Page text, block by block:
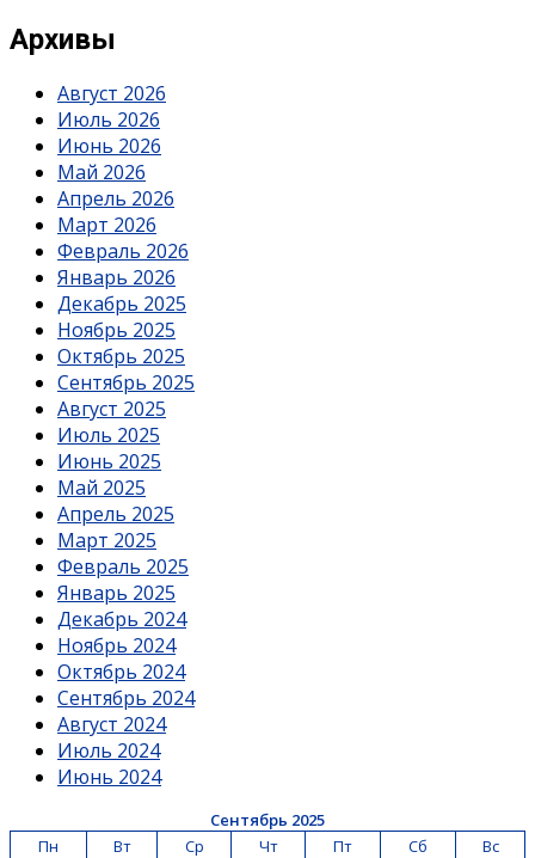
Архивы
Август 2026
Июль 2026
Июнь 2026
Май 2026
Апрель 2026
Март 2026
Февраль 2026
Январь 2026
Декабрь 2025
Ноябрь 2025
Октябрь 2025
Сентябрь 2025
Август 2025
Июль 2025
Июнь 2025
Май 2025
Апрель 2025
Март 2025
Февраль 2025
Январь 2025
Декабрь 2024
Ноябрь 2024
Октябрь 2024
Сентябрь 2024
Август 2024
Июль 2024
Июнь 2024
Сентябрь 2025
Пн
Вт Ср Чт Пт Сб
Вс